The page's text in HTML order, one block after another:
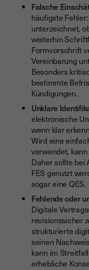
Falsche
häufigste
unterzeichnet,
weiterhin
Formvorschrift
Vereinbarung
Besonders
bestimmte
Kündigungen.
Unklare
elektronische
wenn klar
Wird eine
verwendet,
Daher sollte bei
FES genutzt
sogar eine QES.
Fehlende oder
Digitale
revisionssicher
strukturierte
seinen
kann im
erhebliche